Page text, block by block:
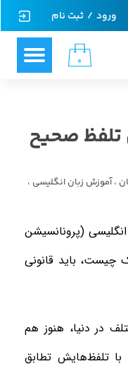
۰
ورود / ثبت نام
تلفظ صحیح
،آموزش زبان انگلیسی ،
(پرونانسیشن
چیست، باید قانونی
در دنیا، هنوز هم
با تلفظ‌هایش تطابق